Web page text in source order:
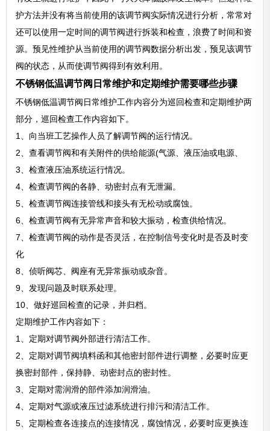
护方法并没有将当前使用的该调节阀实际情况进行分析，常常对
还可以使用一定时间的调节阀进行拆装和检查，浪费了时间和资
源。预见性维护从当前使用的调节阀数据分析出发，预见该调节
阀的状态，从而使调节阀得到有效利用。
不锈钢低温调节阀日常维护和定期维护需要哪些步骤
不锈钢低温调节阀日常维护工作内容分为巡回检查和定期维护两
部分，巡回检查工作内容如下。
1、向当班工艺操作人员了解调节阀的运行情况。
2、查看调节阀和有关附件的供给能源(气源、液压油或电源、
3、检查液压油系统运行情况。
4、检查调节阀的各静、动密封点有无泄漏。
5、检查调节阀连接管线和接头有无松动或腐蚀。
6、检查调节阀有无异常声音和较大振动，检查供给情况。
7、检查调节阀的动作是否灵活，在控制信号变化时是否及时变
化
8、侦听阀芯、阀座有无异常振动或杂音。
9、发现问题及时联系处理。
10、做好巡回检查的记录，并归档。
定期维护工作内容如下：
1、定期对调节阀外部进行清洁工作。
2、定期对调节阀填料函和其他密封部件进行调整，必要时应更
换密封部件，保持静、动密封点的密封性。
3、定期对需润滑的部件添加润滑油。
4、定期对气源或液压过滤系统进行排污和清洁工作。
5、定期检查各连接点的连接情况，腐蚀情况，必要时应更换连